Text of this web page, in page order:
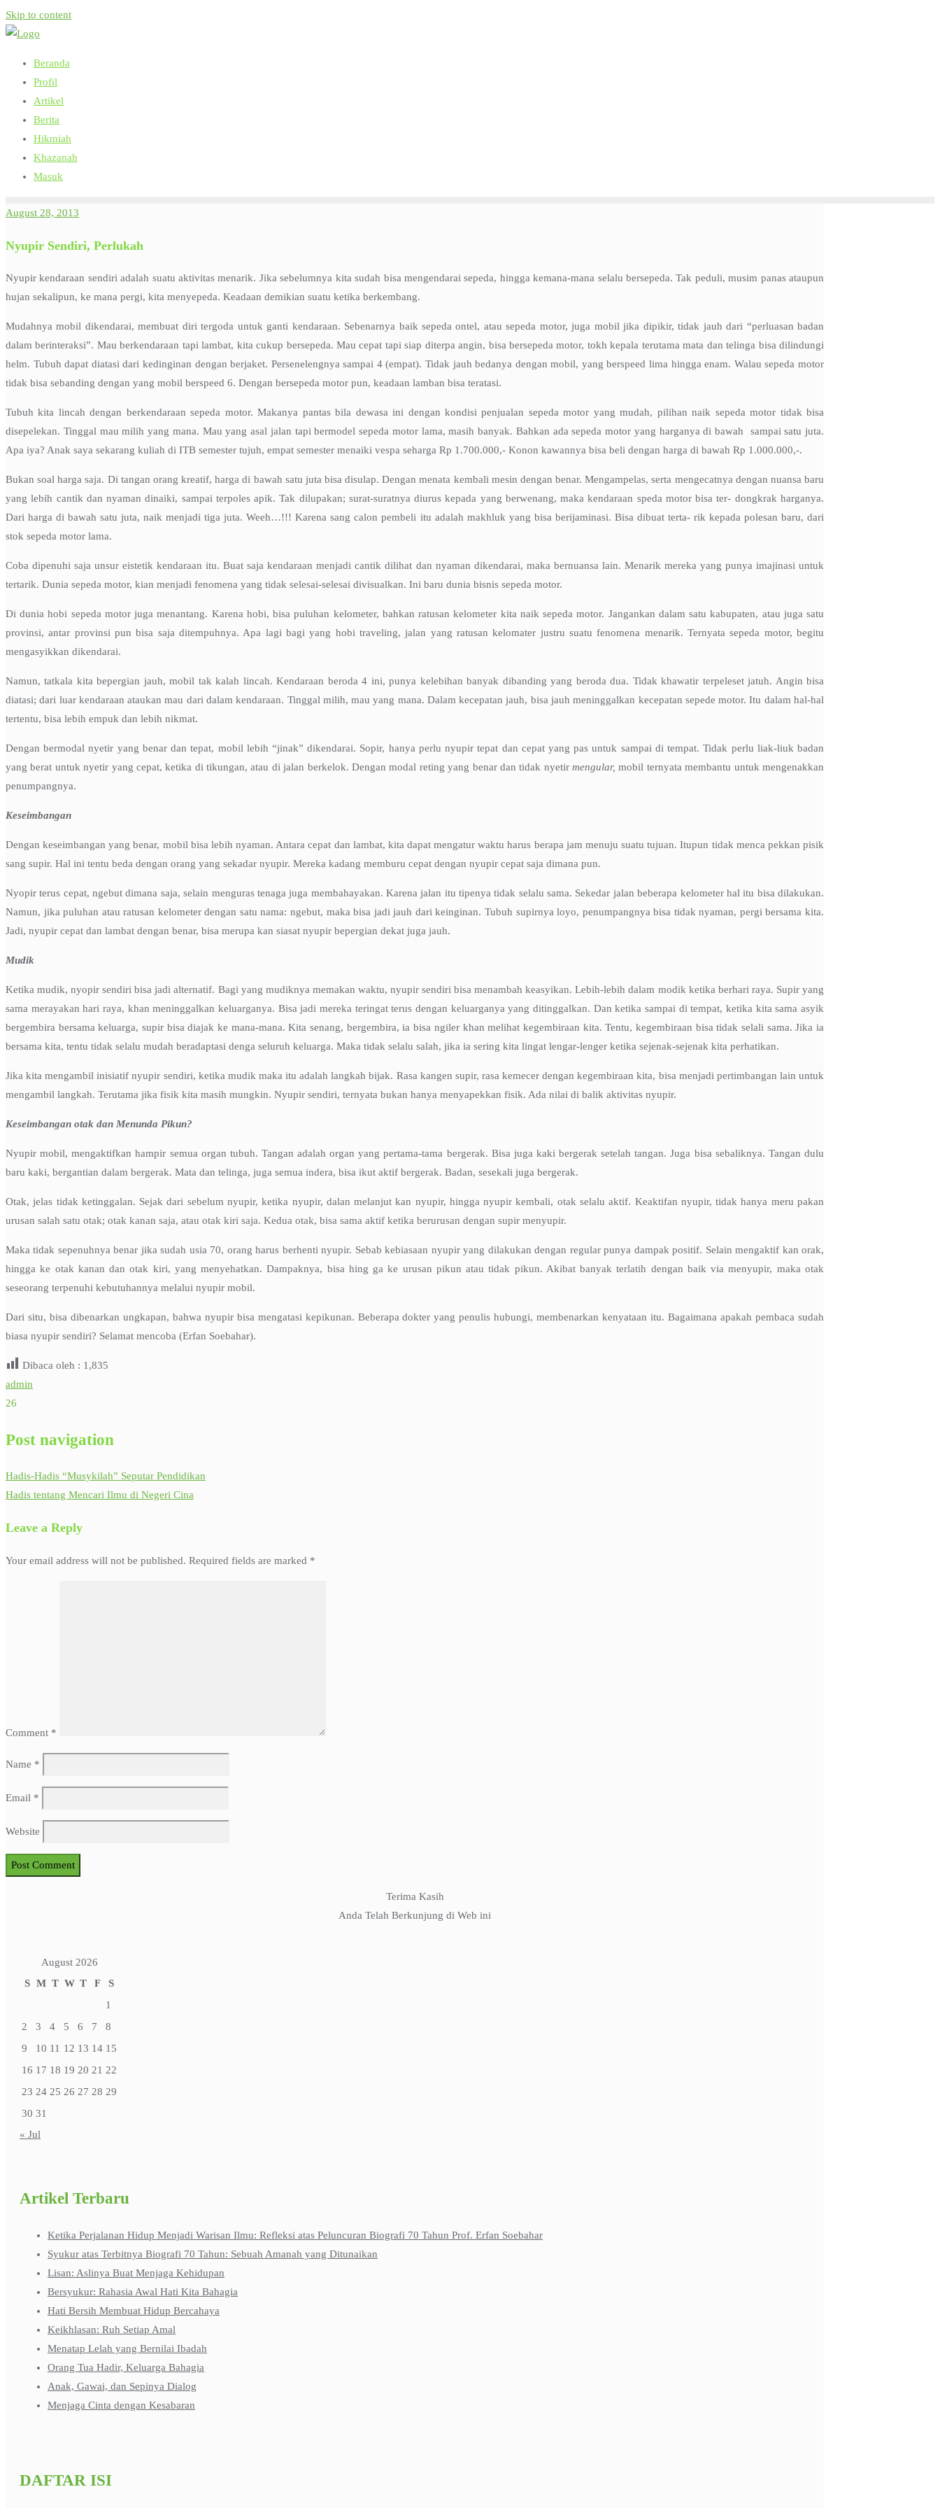
Skip to content
Beranda
Profil
Artikel
Berita
Hikmiah
Khazanah
Masuk
August 28, 2013
Nyupir Sendiri, Perlukah
Nyupir kendaraan sendiri adalah suatu aktivitas menarik. Jika sebelumnya kita sudah bisa mengendarai sepeda, hingga kemana-mana selalu bersepeda. Tak peduli, musim panas ataupun
hujan sekalipun, ke mana pergi, kita menyepeda. Keadaan demikian suatu ketika berkembang.
Mudahnya mobil dikendarai, membuat diri tergoda untuk ganti kendaraan. Sebenarnya baik sepeda ontel, atau sepeda motor, juga mobil jika dipikir, tidak jauh dari “perluasan badan
dalam berinteraksi”. Mau berkendaraan tapi lambat, kita cukup bersepeda. Mau cepat tapi siap diterpa angin, bisa bersepeda motor, tokh kepala terutama mata dan telinga bisa dilindungi
helm. Tubuh dapat diatasi dari kedinginan dengan berjaket. Persenelengnya sampai 4 (empat). Tidak jauh bedanya dengan mobil, yang berspeed lima hingga enam. Walau sepeda motor
tidak bisa sebanding dengan yang mobil berspeed 6. Dengan bersepeda motor pun, keadaan lamban bisa teratasi.
Tubuh kita lincah dengan berkendaraan sepeda motor. Makanya pantas bila dewasa ini dengan kondisi penjualan sepeda motor yang mudah, pilihan naik sepeda motor tidak bisa
disepelekan. Tinggal mau milih yang mana. Mau yang asal jalan tapi bermodel sepeda motor lama, masih banyak. Bahkan ada sepeda motor yang harganya di bawah sampai satu juta.
Apa iya? Anak saya sekarang kuliah di ITB semester tujuh, empat semester menaiki vespa seharga Rp 1.700.000,- Konon kawannya bisa beli dengan harga di bawah Rp 1.000.000,-.
Bukan soal harga saja. Di tangan orang kreatif, harga di bawah satu juta bisa disulap. Dengan menata kembali mesin dengan benar. Mengampelas, serta mengecatnya dengan nuansa baru
yang lebih cantik dan nyaman dinaiki, sampai terpoles apik. Tak dilupakan; surat-suratnya diurus kepada yang berwenang, maka kendaraan speda motor bisa ter- dongkrak harganya.
Dari harga di bawah satu juta, naik menjadi tiga juta. Weeh…!!! Karena sang calon pembeli itu adalah makhluk yang bisa berijaminasi. Bisa dibuat terta- rik kepada polesan baru, dari
stok sepeda motor lama.
Coba dipenuhi saja unsur eistetik kendaraan itu. Buat saja kendaraan menjadi cantik dilihat dan nyaman dikendarai, maka bernuansa lain. Menarik mereka yang punya imajinasi untuk
tertarik. Dunia sepeda motor, kian menjadi fenomena yang tidak selesai-selesai divisualkan. Ini baru dunia bisnis sepeda motor.
Di dunia hobi sepeda motor juga menantang. Karena hobi, bisa puluhan kelometer, bahkan ratusan kelometer kita naik sepeda motor. Jangankan dalam satu kabupaten, atau juga satu
provinsi, antar provinsi pun bisa saja ditempuhnya. Apa lagi bagi yang hobi traveling, jalan yang ratusan kelomater justru suatu fenomena menarik. Ternyata sepeda motor, begitu
mengasyikkan dikendarai.
Namun, tatkala kita bepergian jauh, mobil tak kalah lincah. Kendaraan beroda 4 ini, punya kelebihan banyak dibanding yang beroda dua. Tidak khawatir terpeleset jatuh. Angin bisa
diatasi; dari luar kendaraan ataukan mau dari dalam kendaraan. Tinggal milih, mau yang mana. Dalam kecepatan jauh, bisa jauh meninggalkan kecepatan sepede motor. Itu dalam hal-hal
tertentu, bisa lebih empuk dan lebih nikmat.
Dengan bermodal nyetir yang benar dan tepat, mobil lebih “jinak” dikendarai. Sopir, hanya perlu nyupir tepat dan cepat yang pas untuk sampai di tempat. Tidak perlu liak-liuk badan
yang berat untuk nyetir yang cepat, ketika di tikungan, atau di jalan berkelok. Dengan modal reting yang benar dan tidak nyetirmengular,mobil ternyata membantu untuk mengenakkan
penumpangnya.
Keseimbangan
Dengan keseimbangan yang benar, mobil bisa lebih nyaman. Antara cepat dan lambat, kita dapat mengatur waktu harus berapa jam menuju suatu tujuan. Itupun tidak menca pekkan pisik
sang supir. Hal ini tentu beda dengan orang yang sekadar nyupir. Mereka kadang memburu cepat dengan nyupir cepat saja dimana pun.
Nyopir terus cepat, ngebut dimana saja, selain menguras tenaga juga membahayakan. Karena jalan itu tipenya tidak selalu sama. Sekedar jalan beberapa kelometer hal itu bisa dilakukan.
Namun, jika puluhan atau ratusan kelometer dengan satu nama: ngebut, maka bisa jadi jauh dari keinginan. Tubuh supirnya loyo, penumpangnya bisa tidak nyaman, pergi bersama kita.
Jadi, nyupir cepat dan lambat dengan benar, bisa merupa kan siasat nyupir bepergian dekat juga jauh.
Mudik
Ketika mudik, nyopir sendiri bisa jadi alternatif. Bagi yang mudiknya memakan waktu, nyupir sendiri bisa menambah keasyikan. Lebih-lebih dalam modik ketika berhari raya. Supir yang
sama merayakan hari raya, khan meninggalkan keluarganya. Bisa jadi mereka teringat terus dengan keluarganya yang ditinggalkan. Dan ketika sampai di tempat, ketika kita sama asyik
bergembira bersama keluarga, supir bisa diajak ke mana-mana. Kita senang, bergembira, ia bisa ngiler khan melihat kegembiraan kita. Tentu, kegembiraan bisa tidak selali sama. Jika ia
bersama kita, tentu tidak selalu mudah beradaptasi denga seluruh keluarga. Maka tidak selalu salah, jika ia sering kita lingat lengar-lenger ketika sejenak-sejenak kita perhatikan.
Jika kita mengambil inisiatif nyupir sendiri, ketika mudik maka itu adalah langkah bijak. Rasa kangen supir, rasa kemecer dengan kegembiraan kita, bisa menjadi pertimbangan lain untuk
mengambil langkah. Terutama jika fisik kita masih mungkin. Nyupir sendiri, ternyata bukan hanya menyapekkan fisik. Ada nilai di balik aktivitas nyupir.
Keseimbangan otak dan Menunda Pikun?
Nyupir mobil, mengaktifkan hampir semua organ tubuh. Tangan adalah organ yang pertama-tama bergerak. Bisa juga kaki bergerak setelah tangan. Juga bisa sebaliknya. Tangan dulu
baru kaki, bergantian dalam bergerak. Mata dan telinga, juga semua indera, bisa ikut aktif bergerak. Badan, sesekali juga bergerak.
Otak, jelas tidak ketinggalan. Sejak dari sebelum nyupir, ketika nyupir, dalan melanjut kan nyupir, hingga nyupir kembali, otak selalu aktif. Keaktifan nyupir, tidak hanya meru pakan
urusan salah satu otak; otak kanan saja, atau otak kiri saja. Kedua otak, bisa sama aktif ketika berurusan dengan supir menyupir.
Maka tidak sepenuhnya benar jika sudah usia 70, orang harus berhenti nyupir. Sebab kebiasaan nyupir yang dilakukan dengan regular punya dampak positif. Selain mengaktif kan orak,
hingga ke otak kanan dan otak kiri, yang menyehatkan. Dampaknya, bisa hing ga ke urusan pikun atau tidak pikun. Akibat banyak terlatih dengan baik via menyupir, maka otak
seseorang terpenuhi kebutuhannya melalui nyupir mobil.
Dari situ, bisa dibenarkan ungkapan, bahwa nyupir bisa mengatasi kepikunan. Beberapa dokter yang penulis hubungi, membenarkan kenyataan itu. Bagaimana apakah pembaca sudah
biasa nyupir sendiri? Selamat mencoba (Erfan Soebahar).
Dibaca oleh : 1,835
admin
26
Post navigation
Hadis-Hadis “Musykilah” Seputar Pendidikan
Hadis tentang Mencari Ilmu di Negeri Cina
Leave a Reply
Your email address will not be published. Required fields are marked *
Comment *
Name *
Email *
Website
Terima Kasih
Anda Telah Berkunjung di Web ini
August 2026
S M T W T F
S
1
2
3 4 5 6 7
8
9
10 11 12 13 14 15
16 17 18 19 20 21 22
23 24 25 26 27 28 29
30 31
« Jul
Artikel Terbaru
Ketika Perjalanan Hidup Menjadi Warisan Ilmu: Refleksi atas Peluncuran Biografi 70 Tahun Prof. Erfan Soebahar
Syukur atas Terbitnya Biografi 70 Tahun: Sebuah Amanah yang Ditunaikan
Lisan: Aslinya Buat Menjaga Kehidupan
Bersyukur: Rahasia Awal Hati Kita Bahagia
Hati Bersih Membuat Hidup Bercahaya
Keikhlasan: Ruh Setiap Amal
Menatap Lelah yang Bernilai Ibadah
Orang Tua Hadir, Keluarga Bahagia
Anak, Gawai, dan Sepinya Dialog
Menjaga Cinta dengan Kesabaran
DAFTAR ISI